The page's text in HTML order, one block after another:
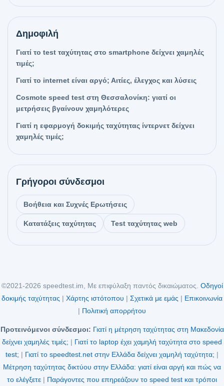
Δημοφιλή
Γιατί το test ταχύτητας στο smartphone δείχνει χαμηλές
τιμές;
Γιατί το internet είναι αργό; Αιτίες, έλεγχος και λύσεις
Cosmote speed test στη Θεσσαλονίκη: γιατί οι
μετρήσεις βγαίνουν χαμηλότερες
Γιατί η εφαρμογή δοκιμής ταχύτητας ίντερνετ δείχνει
χαμηλές τιμές;
Γρήγοροι σύνδεσμοι
Βοήθεια και Συχνές Ερωτήσεις
Κατατάξεις ταχύτητας Test ταχύτητας web
©2021-2026 speedtest.im, Με επιφύλαξη παντός δικαιώματος. Οδηγοί
δοκιμής ταχύτητας | Χάρτης ιστότοπου | Σχετικά με εμάς | Επικοινωνία
| Πολιτική απορρήτου
Προτεινόμενοι σύνδεσμοι: Γιατί η μέτρηση ταχύτητας στη Μακεδονία
δείχνει χαμηλές τιμές; | Γιατί το laptop έχει χαμηλή ταχύτητα στο speed
test; | Γιατί το speedtest.net στην Ελλάδα δείχνει χαμηλή ταχύτητα; |
Μέτρηση ταχύτητας δικτύου στην Ελλάδα: γιατί είναι αργή και πώς να
το ελέγξετε | Παράγοντες που επηρεάζουν το speed test και τρόποι